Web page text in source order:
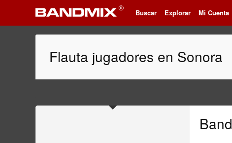
Buscar Explorar Mi Cuenta
Flauta jugadores en Sonora